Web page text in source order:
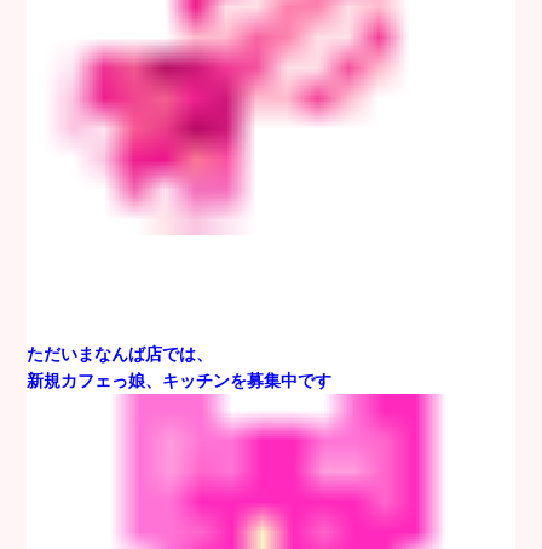
ただいまなんば店では、
新規カフェっ娘、キッチンを募集中です